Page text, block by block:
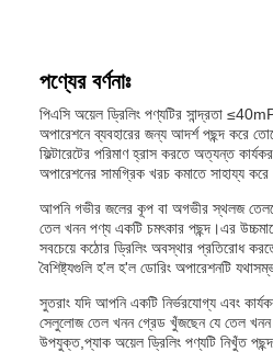
পণ্যের বর্ণনাঃ
পিএসি অয়েল ড্রিলিং পণ্যটির সান্দ্রতা
অপারেশনে ব্যবহারের জন্য আদর্শ পছন্দ করে
ফিল্টারেটের পরিমাণ হ্রাস করতে অত্যন্ত
অপারেশনের সামগ্রিক খরচ কমাতে সাহায্য
আপনি গভীর জলের কূপ বা অগভীর স্থলজ
তেল খনন পণ্য একটি চমৎকার পছন্দ।এর
সবচেয়ে কঠোর ড্রিলিং অবস্থার প্রতিরোধ
বৈশিষ্ট্যগুলি হ'ল হ'ল ডোরিং অপারেশনটি
সুতরাং যদি আপনি একটি নির্ভরযোগ্য এবং
সেলুলোজ তেল খনন গ্রেড খুঁজছেন যে তেল
উপযুক্ত,প্যাক অয়েল ড্রিলিং পণ্যটি নিখুঁত